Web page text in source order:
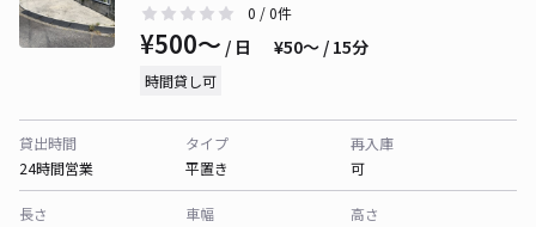
0 / 0件
¥500〜 / 日 ¥50〜 / 15分
時間貸し可
貸出時間
24時間営業
タイプ
平置き
再入庫
可
長さ
車幅
高さ